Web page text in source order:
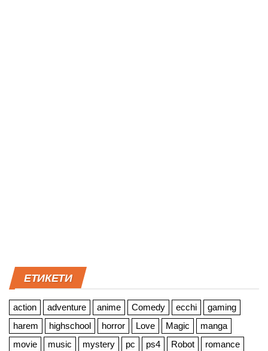
ЕТИКЕТИ
action adventure anime Comedy ecchi
gaming
harem
highschool horror Love Magic
manga
movie
music mystery pc ps4 Robot
romance